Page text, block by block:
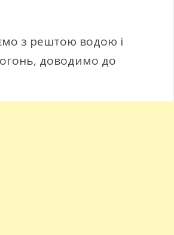
з рештою водою і
доводимо до